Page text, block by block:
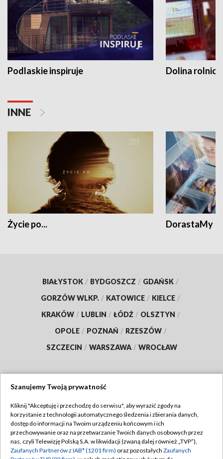
Podlaskie inspiruje Dolina
INNE
Życie po... DorastaMy
BIAŁYSTOK / BYDGOSZCZ / GDAŃSK /
GORZÓW WLKP. / KATOWICE / KIELCE /
KRAKÓW / LUBLIN / ŁÓDŹ / OLSZTYN /
OPOLE / POZNAŃ / RZESZÓW /
SZCZECIN / WARSZAWA / WROCŁAW
TVP
Abonament TVP
Emisja w TVP
Regulamin TVP
Polityka prywatności
Szanujemy Twoją prywatność
Kliknij "Akceptuję i przechodzę do serwisu", aby wyrazić zgody na
korzystanie z technologii automatycznego śledzenia i zbierania danych,
dostęp do informacji na Twoim urządzeniu końcowym i ich
przechowywanie oraz na przetwarzanie Twoich danych osobowych przez
nas, czyli Telewizję Polską S.A. w likwidacji (zwaną dalej również „TVP”),
Zaufanych Partnerów z IAB* (1201 firm) oraz pozostałych Zaufanych